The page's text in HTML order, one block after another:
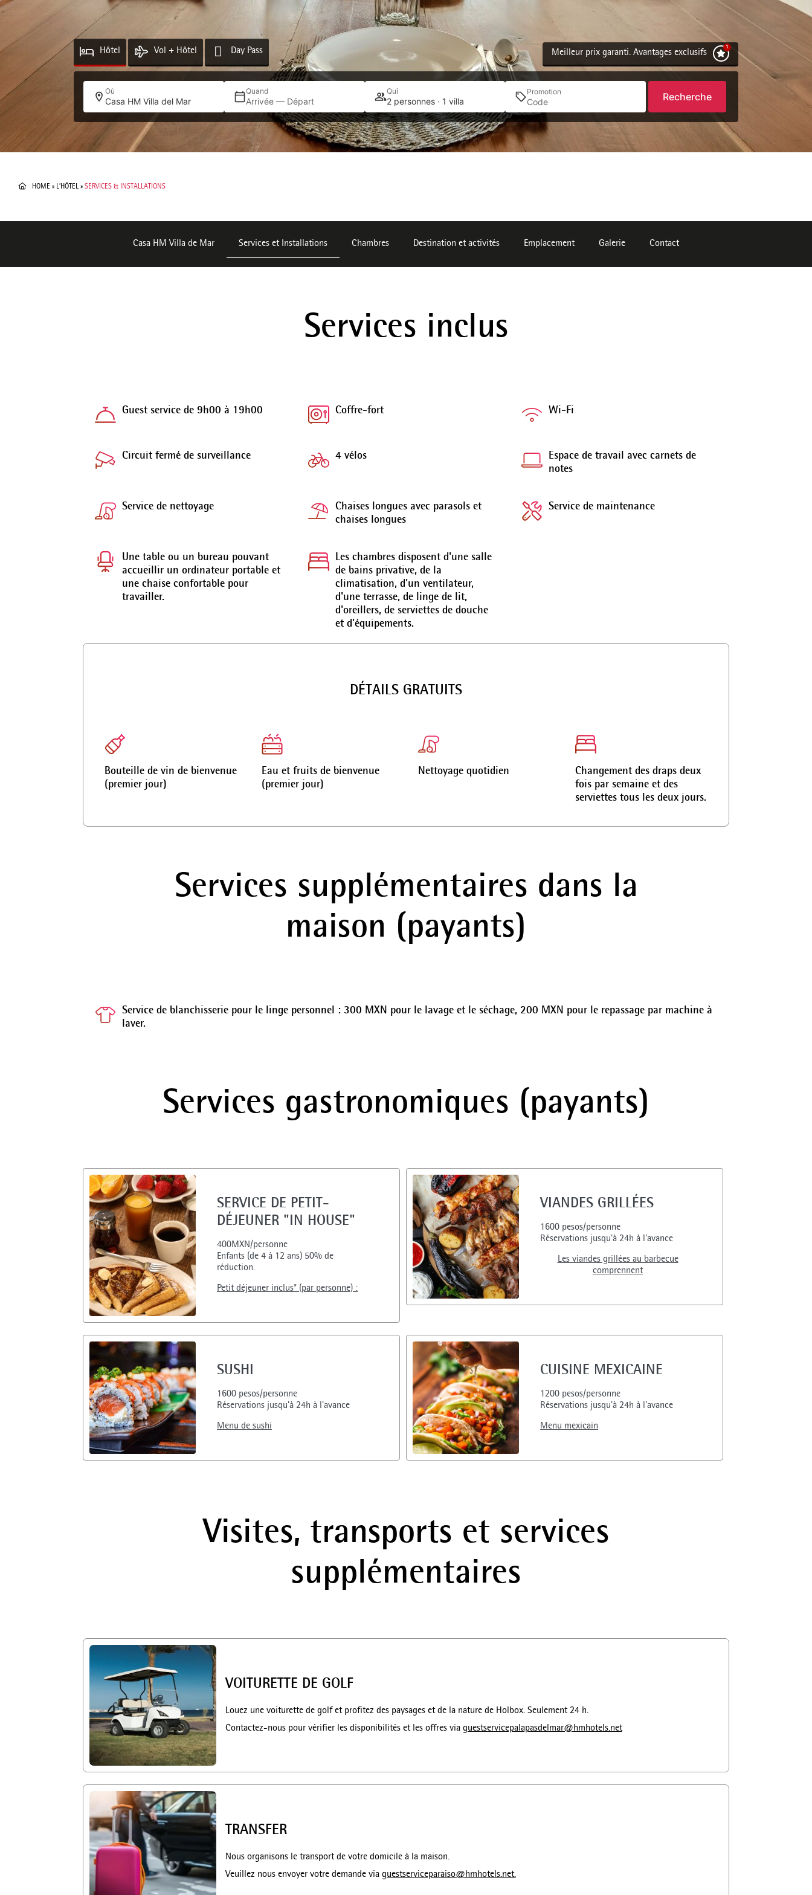
Hôtel Vol + Hôtel Day Pass Meilleur prix garanti. Avantages exclusifs
Où
Casa HM Villa del Mar
Quand
Arrivée — Départ
Qui
2 personnes · 1 villa
Promotion Recherche
HOME » L’HÔTEL » SERVICES & INSTALLATIONS
Casa HM Villa de Mar Services et Installations Chambres Destination et activités Emplacement Galerie Contact
Services inclus
Guest service de 9h00 à 19h00 Coffre-fort Wi-Fi
Circuit fermé de surveillance 4 vélos
Espace de travail avec carnets de
notes
Service de nettoyage
Chaises longues avec parasols et
chaises longues
Service de maintenance
Une table ou un bureau pouvant
accueillir un ordinateur portable et
une chaise confortable pour
travailler.
Les chambres disposent d'une salle
de bains privative, de la
climatisation, d'un ventilateur,
d'une terrasse, de linge de lit,
d'oreillers, de serviettes de douche
et d'équipements.
DÉTAILS GRATUITS
Bouteille de vin de bienvenue
(premier jour)
Eau et fruits de bienvenue
(premier jour)
Nettoyage quotidien
Changement des draps deux
fois par semaine et des
serviettes tous les deux jours.
Services supplémentaires dans la
maison (payants)
Service de blanchisserie pour le linge personnel : 300 MXN pour le lavage et le séchage, 200 MXN pour le repassage par machine à
laver.
Services gastronomiques (payants)
SERVICE DE PETIT-
DÉJEUNER "IN HOUSE"
400MXN/personne
Enfants (de 4 à 12 ans) 50% de
réduction.
Petit déjeuner inclus* (par personne) :
VIANDES GRILLÉES
1600 pesos/personne
Réservations jusqu'à 24h à l'avance
Les viandes grillées au barbecue
comprennent
SUSHI
1600 pesos/personne
Réservations jusqu'à 24h à l'avance
Menu de sushi
CUISINE MEXICAINE
1200 pesos/personne
Réservations jusqu'à 24h à l'avance
Menu mexicain
Visites, transports et services
supplémentaires
VOITURETTE DE GOLF
Louez une voiturette de golf et profitez des paysages et de la nature de Holbox. Seulement 24 h.
Contactez-nous pour vérifier les disponibilités et les offres via guestservicepalapasdelmar@hmhotels.net
TRANSFER
Nous organisons le transport de votre domicile à la maison.
Veuillez nous envoyer votre demande via guestserviceparaiso@hmhotels.net.